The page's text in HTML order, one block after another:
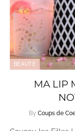
BEAUTÉ
MA LIP
By Coups de